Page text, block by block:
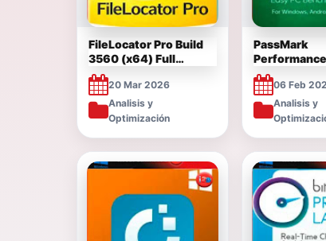
FileLocator Pro Build
3560 (x64) Full
Español [Mega]
20 Mar 2026
Analisis y
Optimización
PassMark
(2026) v10.2
06 Feb
Analisis y